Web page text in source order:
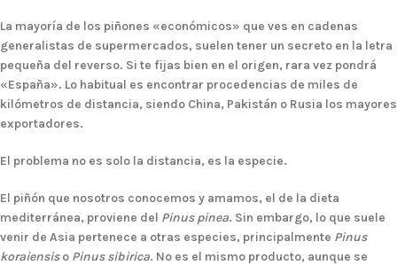
La mayoría de los piñones «económicos» que ves en cadenas
generalistas de supermercados, suelen tener un secreto en la letra
pequeña del reverso. Si te fijas bien en el origen, rara vez pondrá
«España». Lo habitual es encontrar procedencias de miles de
kilómetros de distancia, siendo China, Pakistán o Rusia los mayores
exportadores.
El problema no es solo la distancia, es la especie.
El piñón que nosotros conocemos y amamos, el de la dieta
mediterránea, proviene del Pinus pinea. Sin embargo, lo que suele
venir de Asia pertenece a otras especies, principalmente Pinus
koraiensiso Pinus sibirica. No es el mismo producto, aunque se